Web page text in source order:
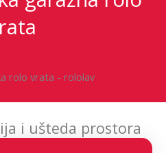
i ušteda prostora